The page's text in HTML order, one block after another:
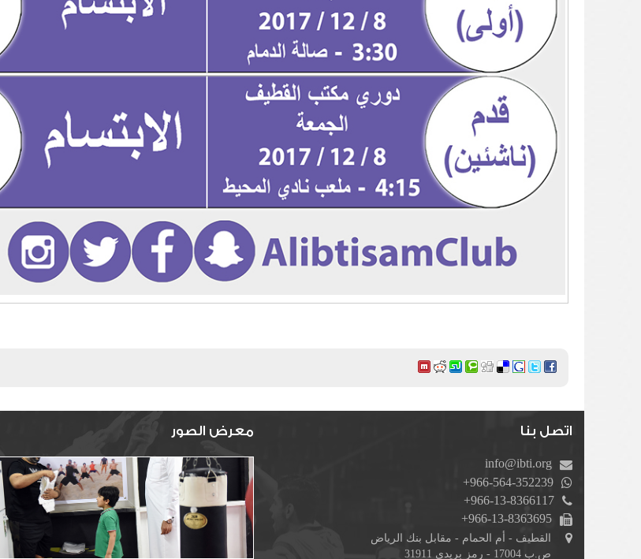
اتصل بنا
info@ibti.org
+966-564-352239
+966-13-8366117
+966-13-8363695
القطيف - أم الحمام - مقابل بنك الرياض
ص.ب 17004 - رمز بريدي 31911
معرض الصور